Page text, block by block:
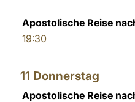
Apostolische Reise
19:30
11 Donnerstag
Apostolische Reise